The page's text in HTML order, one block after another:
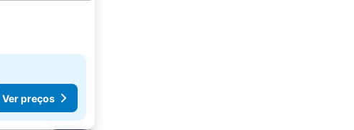
Ver preços